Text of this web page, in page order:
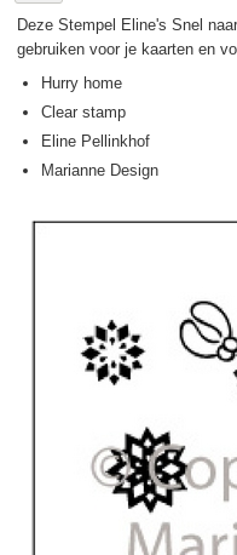
Deze Stempel Eline's Snel
gebruiken voor je kaarten en
Hurry home
Clear stamp
Eline Pellinkhof
Marianne Design